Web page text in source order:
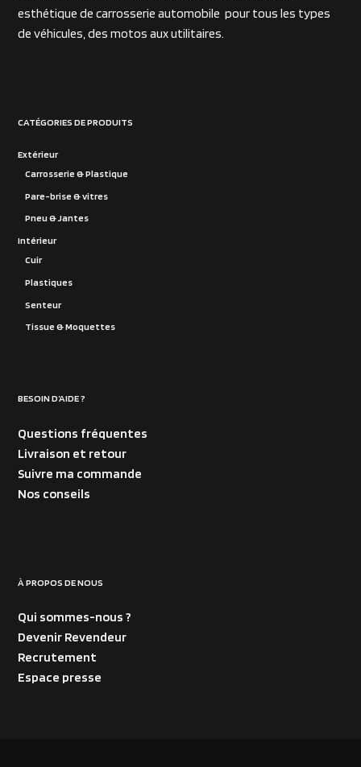
esthétique de carrosserie automobile pour tous les types
de véhicules, des motos aux utilitaires.
CATÉGORIES DE PRODUITS
Extérieur
Carrosserie & Plastique
Pare-brise & vitres
Pneu & Jantes
Intérieur
Cuir
Plastiques
Senteur
Tissue & Moquettes
BESOIN D’AIDE ?
Questions fréquentes
Livraison et retour
Suivre ma commande
Nos conseils
À PROPOS DE NOUS
Qui sommes-nous ?
Devenir Revendeur
Recrutement
Espace presse